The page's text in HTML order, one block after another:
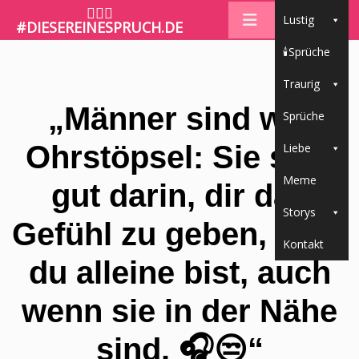
🤷🏼‍♀️
#DIESEREINESPRUCH.DE Lustig
🕯Sprüche
Traurig
Sprüche
Liebe
Meme
Storys
Kontakt
„Männer sind wie
Ohrstöpsel: Sie sind
gut darin, dir das
Gefühl zu geben, dass
du alleine bist, auch
wenn sie in der Nähe
sind. 🎧😒“